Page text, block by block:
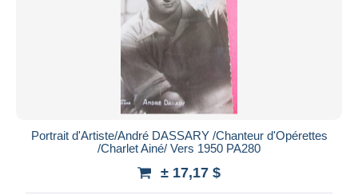
Portrait d'Artiste/André DASSARY /Chanteur d'Opérettes
/Charlet Ainé/ Vers 1950 PA280
± 17,17 $